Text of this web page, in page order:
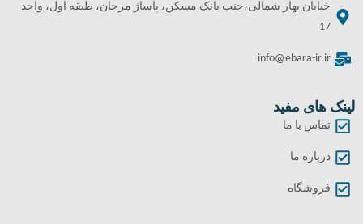
خیابان بهار شمالی،جنب بانک مسکن، پاساژ مرجان، طبقه اول، واحد
17
info@ebara-ir.ir
لینک های مفید
تماس با ما
درباره ما
فروشگاه